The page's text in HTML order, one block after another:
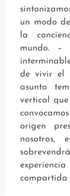
un modo
la
mundo. –
de vivir el
asunto
vertical
origen
compartida